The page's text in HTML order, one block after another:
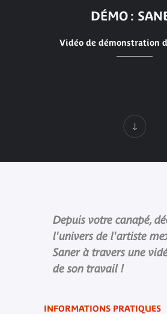
DÉMO :
Vidéo de démonstration
Depuis votre canapé,
l'univers de l'artiste
Saner à travers une
de son travail !
INFORMATIONS PRATIQUES